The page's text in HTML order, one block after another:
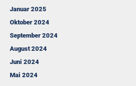
Januar 2025
Oktober 2024
September 2024
August 2024
Juni 2024
Mai 2024